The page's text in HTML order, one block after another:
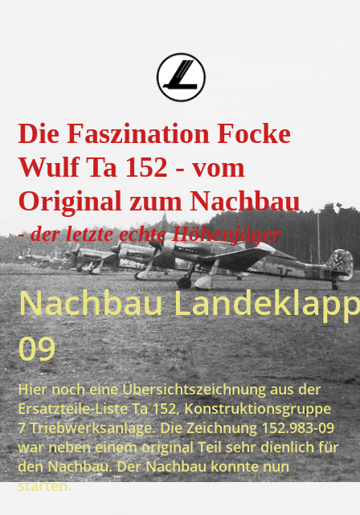
Die Faszination Focke
Wulf Ta 152 - vom
Original zum Nachbau
- der letzte echte Höhenjäger
Nachbau
09
Hier noch eine Übersichtszeichnung aus der
Ersatzteile-Liste Ta 152, Konstruktionsgruppe
7 Triebwerksanlage. Die Zeichnung 152.983-09
war neben einem original Teil sehr dienlich für
den Nachbau. Der Nachbau konnte nun
starten.